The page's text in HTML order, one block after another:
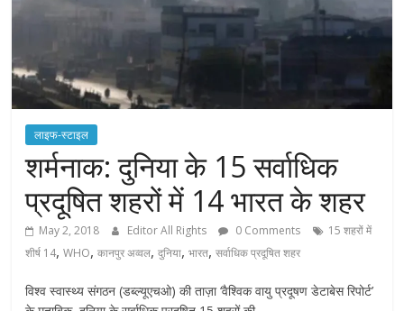
लाइफ-स्टाइल
शर्मनाक: दुनिया के 15 सर्वाधिक
प्रदूषित शहरों में 14 भारत के शहर
May 2, 2018 Editor All Rights 0 Comments
15 शहरों में
शीर्ष 14,WHO,कानपुर अव्वल,दुनिया,भारत,सर्वाधिक प्रदूषित शहर
विश्व स्वास्थ्य संगठन (डब्ल्यूएचओ) की ताज़ा ‘वैश्विक वायु प्रदूषण डेटाबेस रिपोर्ट’